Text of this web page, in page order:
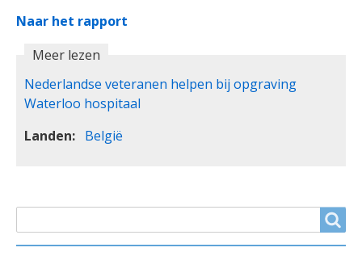
Naar het rapport
Meer lezen
Nederlandse veteranen helpen bij opgraving
Waterloo hospitaal
Landen
België
ZOEKVELD